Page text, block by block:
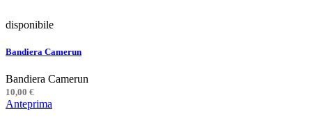
disponibile
Bandiera Camerun
Bandiera Camerun
10,00 €
Anteprima